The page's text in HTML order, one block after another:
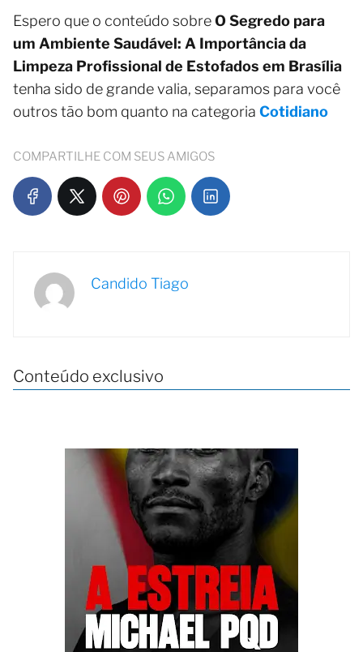
Espero que o conteúdo sobreO Segredo para
um Ambiente Saudável: A Importância da
Limpeza Profissional de Estofados em Brasília
tenha sido de grande valia, separamos para você
outros tão bom quanto na categoria Cotidiano
COMPARTILHE COM SEUS AMIGOS
Candido Tiago
Conteúdo exclusivo